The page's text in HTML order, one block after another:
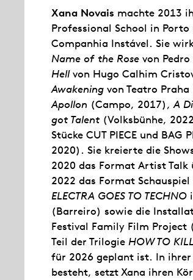
Xana Novais machte 2013
Professional School in Porto
Companhia Instável. Sie
Name of the Rose von
Hellvon Hugo Calhim
Awakening von Teatro
Apollon (Campo, 2017),A
got Talent(Volksbünhe,
Stücke CUT PIECE und BAG
2020). Sie kreierte die
2020 das Format Artist Talk
2022 das Format
ELECTRA GOES TO TECHNO
(Barreiro) sowie die
Festival Family Film
Teil der Trilogie HOW TO KILL
für 2026 geplant ist. In
besteht, setzt Xana ihren